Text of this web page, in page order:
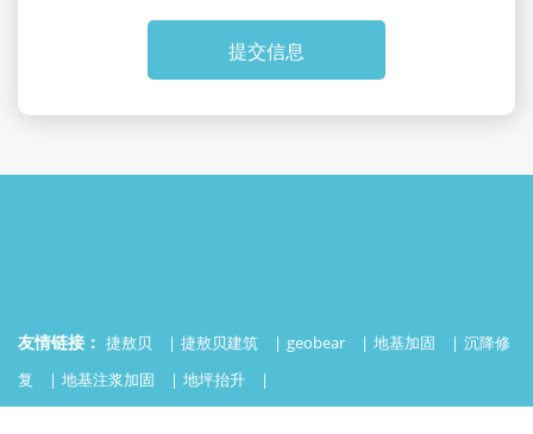
提交信息
友情链接： 捷敖贝 捷敖贝建筑 geobear 地基加固
沉降修
复
地基注浆加固 地坪抬升